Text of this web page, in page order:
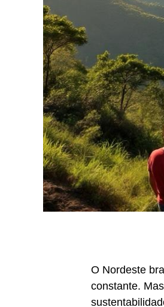
O Nordeste
constante.